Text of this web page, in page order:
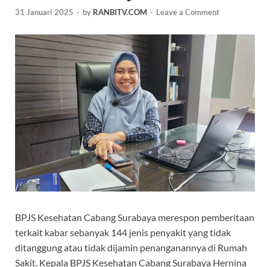
31 Januari 2025 - by RANBITV.COM - Leave a Comment
BPJS Kesehatan Cabang Surabaya merespon pemberitaan
terkait kabar sebanyak 144 jenis penyakit yang tidak
ditanggung atau tidak dijamin penanganannya di Rumah
Sakit. Kepala BPJS Kesehatan Cabang Surabaya Hernina